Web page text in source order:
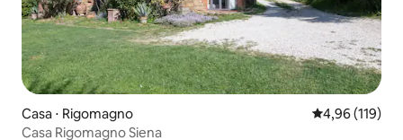
Casa ⋅ Rigomagno 4,96 de uma
4,96 (119)
Casa Rigomagno Siena